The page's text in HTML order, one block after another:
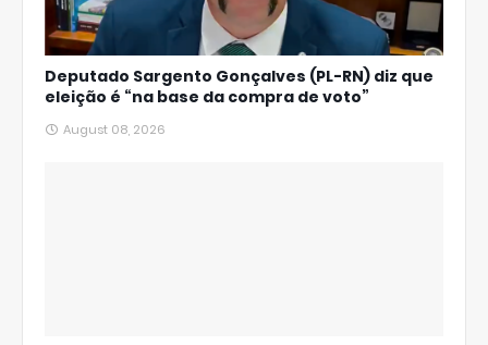
Deputado Sargento Gonçalves (PL-RN) diz que
eleição é “na base da compra de voto”
August 08, 2026